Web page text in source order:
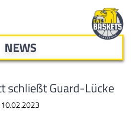
NEWS
schließt Guard-Lücke
10.02.2023